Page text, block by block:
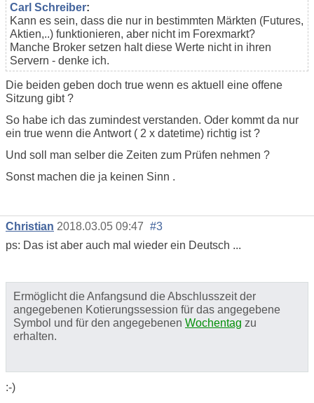
Carl Schreiber:
Kann es sein, dass die nur in bestimmten Märkten (Futures,
Aktien,..) funktionieren, aber nicht im Forexmarkt?
Manche Broker setzen halt diese Werte nicht in ihren
Servern - denke ich.
Die beiden geben doch true wenn es aktuell eine offene
Sitzung gibt ?
So habe ich das zumindest verstanden. Oder kommt da nur
ein true wenn die Antwort ( 2 x datetime) richtig ist ?
Und soll man selber die Zeiten zum Prüfen nehmen ?
Sonst machen die ja keinen Sinn .
Christian 2018.03.05 09:47 #3
ps: Das ist aber auch mal wieder ein Deutsch ...
Ermöglicht die Anfangsund die Abschlusszeit der
angegebenen Kotierungssession für das angegebene
Symbol und für den angegebenen Wochentag zu
erhalten.
:-)